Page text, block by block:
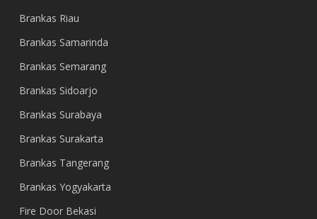
Brankas Riau
Brankas Samarinda
Brankas Semarang
Brankas Sidoarjo
Brankas Surabaya
Brankas Surakarta
Brankas Tangerang
Brankas Yogyakarta
Fire Door Bekasi